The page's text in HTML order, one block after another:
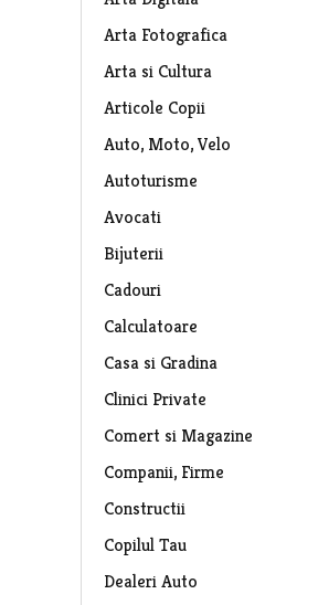
Arta Fotografica
Arta si Cultura
Articole Copii
Auto, Moto, Velo
Autoturisme
Avocati
Bijuterii
Cadouri
Calculatoare
Casa si Gradina
Clinici Private
Comert si Magazine
Companii, Firme
Constructii
Copilul Tau
Dealeri Auto